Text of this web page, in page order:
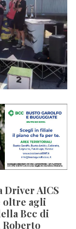
Driver AICS
oltre agli
Bcc di